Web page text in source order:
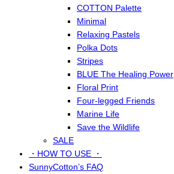
COTTON Palette
Minimal
Relaxing Pastels
Polka Dots
Stripes
BLUE The Healing Power
Floral Print
Four-legged Friends
Marine Life
Save the Wildlife
SALE
・HOW TO USE ・
SunnyCotton’s FAQ